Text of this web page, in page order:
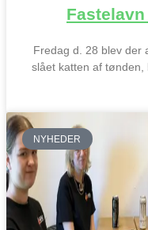
Fredag d. 28 blev der
slået katten af tønden,
NYHEDER